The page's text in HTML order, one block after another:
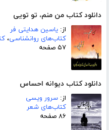
دانلود کتاب من منم، تو تویی
از: یاسین هدایتی فر
کتاب‌های روانشناسی،
۵۷ صفحه
دانلود کتاب دیوانه احساس
از: سرور ویسی
کتاب‌های شعر
۸۶ صفحه